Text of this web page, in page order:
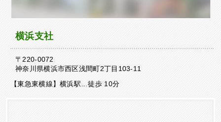
横浜支社
〒220-0072
神奈川県横浜市西区浅間町2丁目103-11
【東急東横線】横浜駅…徒歩 10分